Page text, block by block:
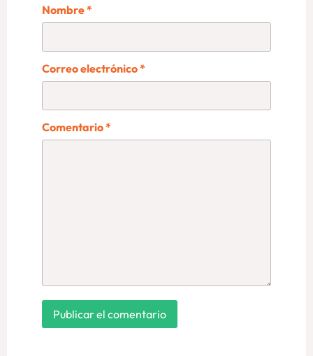
Nombre*
Correo electrónico*
Comentario*